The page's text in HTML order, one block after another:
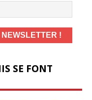
SE FONT